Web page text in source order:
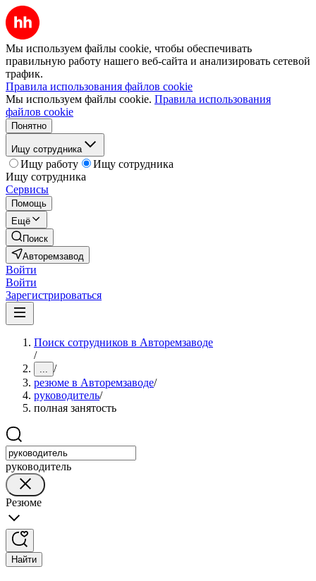
Мы используем файлы cookie, чтобы обеспечивать
правильную работу нашего веб-сайта и анализировать сетевой
трафик.
Правила использования файлов cookie
Мы используем файлы cookie. Правила использования
файлов cookie
Понятно
Ищу сотрудника
Ищу работу
Ищу сотрудника
Ищу сотрудника
Сервисы
Помощь
Ещё
Поиск
Авторемзавод
Войти
Войти
Зарегистрироваться
Поиск сотрудников в Авторемзаводе
/
... /
резюме в Авторемзаводе/
руководитель/
полная занятость
руководитель
Резюме
Найти